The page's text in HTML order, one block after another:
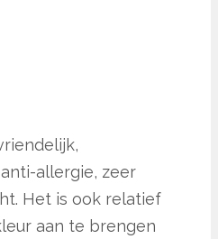
allergie, zeer
Het is ook relatief
aan te brengen